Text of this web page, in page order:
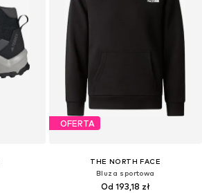
OFERTA
THE NORTH FACE
Bluza sportowa
Od 193,18 zł